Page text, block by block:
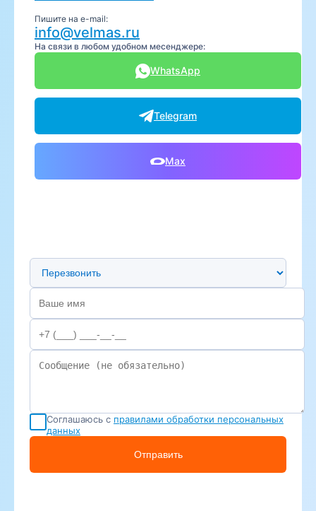
Пишите на e-mail:
info@velmas.ru
На связи в любом удобном месенджере:
WhatsApp
Telegram
Max
Предпочтительный способ связи
Соглашаюсь с правилами обработки персональных
данных
Отправить